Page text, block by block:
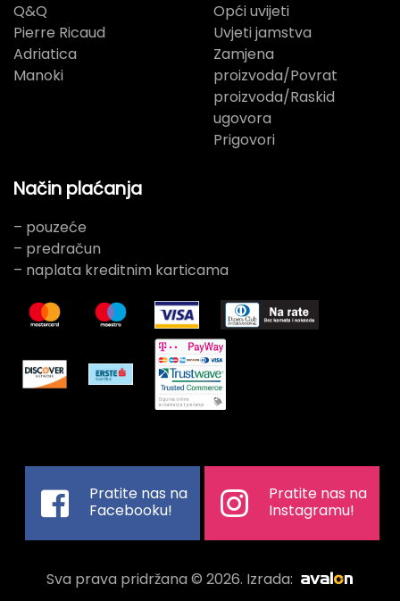
Q&Q
Pierre Ricaud
Adriatica
Manoki
Opći uvijeti
Uvjeti jamstva
Zamjena
proizvoda/Povrat
proizvoda/Raskid
ugovora
Prigovori
Način plaćanja
– pouzeće
– predračun
– naplata kreditnim karticama
Pratite nas na
Facebooku!
Pratite nas na
Instagramu!
Sva prava pridržana © 2026. Izrada: